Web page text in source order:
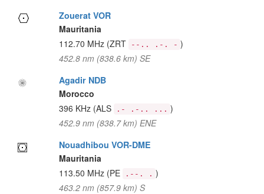
Zouerat VOR
Mauritania
112.70 MHz (ZRT --.. .-. - )
452.8 nm (838.6 km) SE
Agadir NDB
Morocco
396 KHz (ALS .- .-.. ... )
452.9 nm (838.7 km) ENE
Nouadhibou VOR-DME
Mauritania
113.50 MHz (PE .--. . )
463.2 nm (857.9 km) S